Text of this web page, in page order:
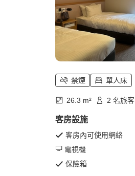
禁煙 單人床
26.3 m² 2 名旅客
客房設施
客房內可使用網絡
電視機
保險箱